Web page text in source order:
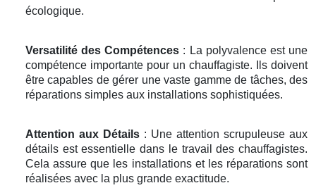
écologique.
Versatilité des Compétences : La polyvalence est une
compétence importante pour un chauffagiste. Ils doivent
être capables de gérer une vaste gamme de tâches, des
réparations simples aux installations sophistiquées.
Attention aux Détails : Une attention scrupuleuse aux
détails est essentielle dans le travail des chauffagistes.
Cela assure que les installations et les réparations sont
réalisées avec la plus grande exactitude.